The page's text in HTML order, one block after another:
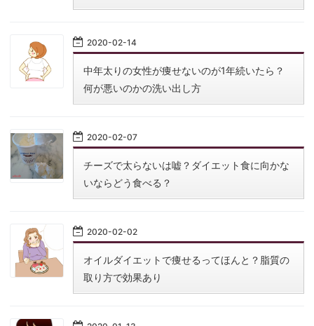
2020-02-14
中年太りの女性が痩せないのが1年続いたら？
何が悪いのかの洗い出し方
2020-02-07
チーズで太らないは嘘？ダイエット食に向かな
いならどう食べる？
2020-02-02
オイルダイエットで痩せるってほんと？脂質の
取り方で効果あり